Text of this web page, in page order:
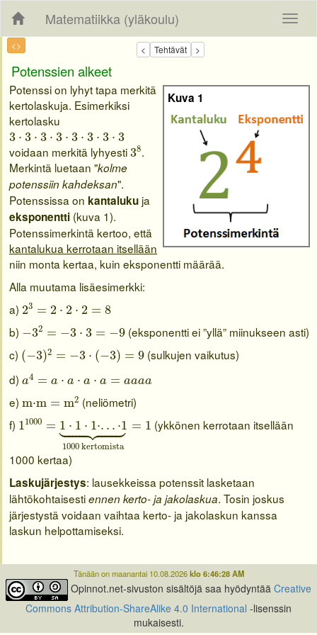
Matematiikka (yläkoulu)
<>
Potenssien alkeet
Kuva 1
Potenssi on lyhyt tapa merkitä
kertolaskuja. Esimerkiksi
kertolasku
3 ⋅ 3 ⋅ 3 ⋅ 3 ⋅ 3 ⋅ 3 ⋅ 3 ⋅ 3
3 ⋅3⋅ 3 ⋅3 ⋅ 3 3⋅ 3 ⋅3
voidaan merkitä lyhyesti38
38.
Merkintä luetaan "kolme
potenssiin kahdeksan".
Potenssissa on kantaluku ja
eksponentti (kuva 1).
Potenssimerkintä kertoo, että
kantalukua kerrotaan itsellään
niin monta kertaa, kuin eksponentti määrää.
Alla muutama lisäesimerkki:
a) 23 = 2 ⋅ 2 ⋅ 2 = 8
23 ⋅2 2 8
b) −32 = −3 ⋅ 3 = −9
32 3 −
(eksponentti ei ”yllä” miinukseen asti)
c) (−3)2 = −3 ⋅ (−3) = 9
( 3)2 (− 3) 9
(sulkujen vaikutus)
d) a4 = a ⋅ a ⋅ a ⋅ a = aaaa
4
e) m⋅m = m2 (neliömetri)
f) 11000 = 1 ⋅ 1 ⋅ 1⋅. . . ⋅1

1000 kertomista
= 1
11000 =1 1 ⋅ ⏟ 1000 kertomista 1
(ykkönen kerrotaan itsellään
1000 kertaa)
Laskujärjestys: lausekkeissa potenssit lasketaan
lähtökohtaisestiennen kerto- ja jakolaskua. Tosin joskus
järjestystä voidaan vaihtaa kerto- ja jakolaskun kanssa
laskun helpottamiseksi.
Tänään on maanantai 10.08.2026klo 6:46:28 AM
Opinnot.net-sivuston sisältöjä saa hyödyntää Creative
Commons Attribution-ShareAlike 4.0 International -lisenssin
mukaisesti.